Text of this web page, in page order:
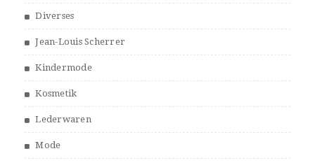
Diverses
Jean-Louis Scherrer
Kindermode
Kosmetik
Lederwaren
Mode